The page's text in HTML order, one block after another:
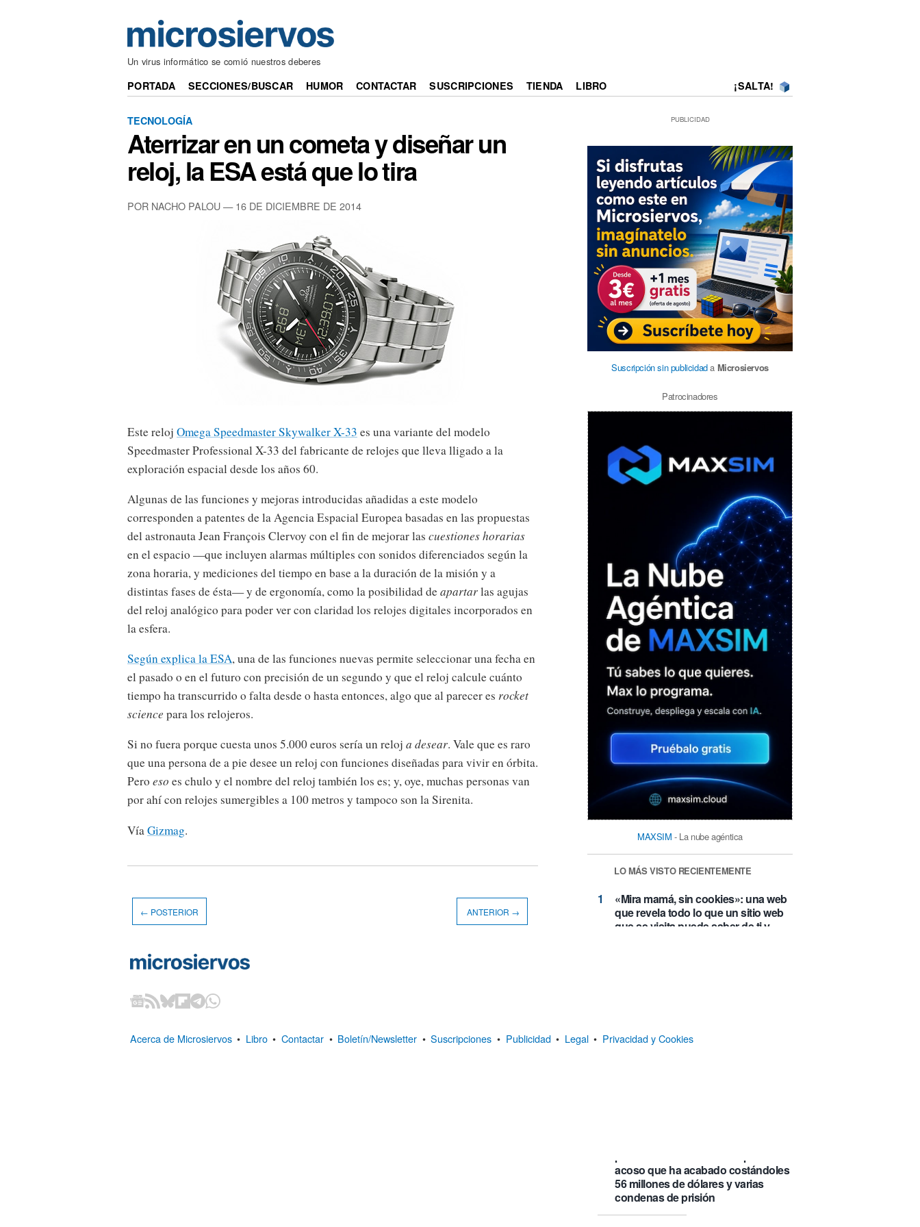
Un virus informático se comió nuestros deberes
PORTADA SECCIONES/BUSCAR HUMOR CONTACTAR SUSCRIPCIONES TIENDA LIBRO ¡SALTA!
TECNOLOGÍA
Aterrizar en un cometa y diseñar un
reloj, la ESA está que lo tira
POR NACHO PALOU — 16 DE DICIEMBRE DE 2014
Este reloj Omega Speedmaster Skywalker X-33 es una variante del modelo
Speedmaster Professional X-33 del fabricante de relojes que lleva lligado a la
exploración espacial desde los años 60.
Algunas de las funciones y mejoras introducidas añadidas a este modelo
corresponden a patentes de la Agencia Espacial Europea basadas en las propuestas
del astronauta Jean François Clervoy con el fin de mejorar las cuestiones horarias
en el espacio —que incluyen alarmas múltiples con sonidos diferenciados según la
zona horaria, y mediciones del tiempo en base a la duración de la misión y a
distintas fases de ésta— y de ergonomía, como la posibilidad deapartarlas agujas
del reloj analógico para poder ver con claridad los relojes digitales incorporados en
la esfera.
Según explica la ESA, una de las funciones nuevas permite seleccionar una fecha en
el pasado o en el futuro con precisión de un segundo y que el reloj calcule cuánto
tiempo ha transcurrido o falta desde o hasta entonces, algo que al parecer es rocket
science para los relojeros.
Si no fuera porque cuesta unos 5.000 euros sería un reloj a desear. Vale que es raro
que una persona de a pie desee un reloj con funciones diseñadas para vivir en órbita.
Pero eso es chulo y el nombre del reloj también los es; y, oye, muchas personas van
por ahí con relojes sumergibles a 100 metros y tampoco son la Sirenita.
Vía Gizmag.
PUBLICIDAD
Suscripción sin publicidada Microsiervos
Patrocinadores
MAXSIM - La nube agéntica
LO MÁS VISTO RECIENTEMENTE
«Mira mamá, sin cookies»: una web
que revela todo lo que un sitio web
que se visita puede saber de ti y
acoso que ha acabado costándoles
56 millones de dólares y varias
condenas de prisión
← POSTERIOR ANTERIOR →
Acerca de Microsiervos • Libro • Contactar • Boletín/Newsletter • Suscripciones • Publicidad • Legal • Privacidad y Cookies